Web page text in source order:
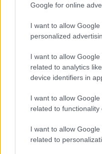
Google for online
I want to allow
personalized
I want to allow
related to analytics
device identifiers in
I want to allow
related to functionality
I want to allow
related to